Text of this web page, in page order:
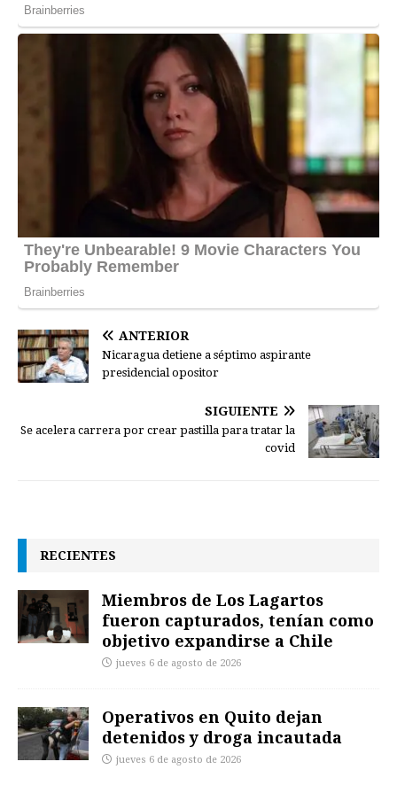
ANTERIOR
Nicaragua detiene a séptimo aspirante
presidencial opositor
SIGUIENTE
Se acelera carrera por crear pastilla para tratar la
covid
RECIENTES
Miembros de Los Lagartos
fueron capturados, tenían como
objetivo expandirse a Chile
jueves 6 de agosto de 2026
Operativos en Quito dejan
detenidos y droga incautada
jueves 6 de agosto de 2026